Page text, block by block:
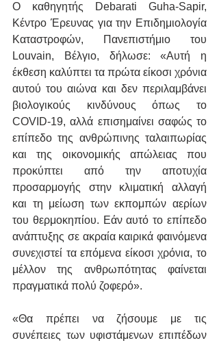
Ο καθηγητής Debarati Guha-Sapir,
Κέντρο Έρευνας για την Επιδημιολογία
Καταστροφών, Πανεπιστήμιο του
Louvain, Βέλγιο, δήλωσε: «Αυτή η
έκθεση καλύπτει τα πρώτα είκοσι χρόνια
αυτού του αιώνα και δεν περιλαμβάνει
βιολογικούς κινδύνους όπως το
COVID-19, αλλά επισημαίνει σαφώς το
επίπεδο της ανθρώπινης ταλαιπωρίας
και της οικονομικής απώλειας που
προκύπτει από την αποτυχία
προσαρμογής στην κλιματική αλλαγή
και τη μείωση των εκπομπών αερίων
του θερμοκηπίου. Εάν αυτό το επίπεδο
ανάπτυξης σε ακραία καιρικά φαινόμενα
συνεχιστεί τα επόμενα είκοσι χρόνια, το
μέλλον της ανθρωπότητας φαίνεται
πραγματικά πολύ ζοφερό».
«Θα πρέπει να ζήσουμε με τις
συνέπειες των υφιστάμενων επιπέδων